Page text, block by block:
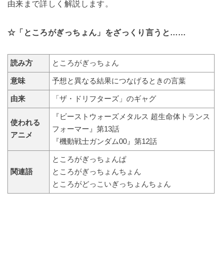
由来まで詳しく解説します。
☆「ところがぎっちょん」をざっくり言うと……
読み方 ところがぎっちょん
意味 予想と異なる結果につなげるときの言葉
由来 「ザ・ドリフターズ」のギャグ
使われる
アニメ
『ビーストウォーズメタルス 超生命体トランス
フォーマー』第13話
『機動戦士ガンダム00』第12話
関連語
ところがぎっちょんぱ
ところがぎっちょんちょん
ところがどっこいぎっちょんちょん